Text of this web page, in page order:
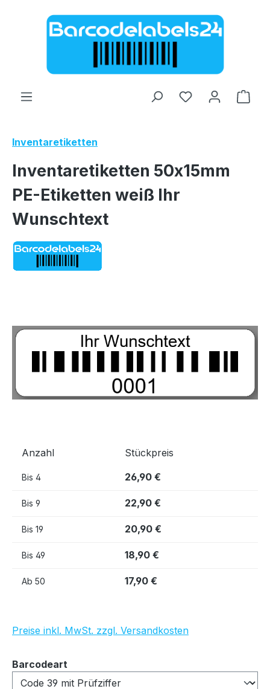
Zum Hauptinhalt springen
Inventaretiketten
Inventaretiketten 50x15mm
PE-Etiketten weiß Ihr
Wunschtext
Anzahl Stückpreis
Bis 4 26,90 €
Bis 9 22,90 €
Bis 19 20,90 €
Bis 49 18,90 €
Ab 50 17,90 €
Preise inkl. MwSt. zzgl. Versandkosten
Barcodeart